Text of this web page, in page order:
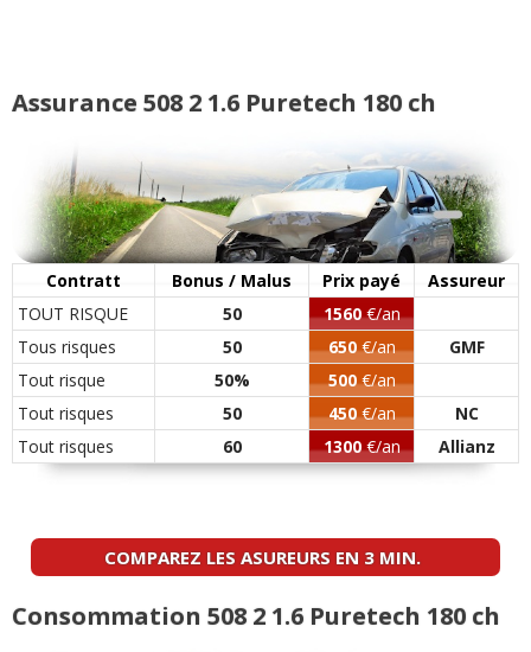
Assurance 508 2 1.6 Puretech 180 ch
Contratt Bonus / Malus Prix payé
Assureur
TOUT RISQUE
50 1560€/an
Tous risques
50 650€/an
GMF
Tout risque
50% 500€/an
Tout risques
50 450€/an
NC
Tout risques
60 1300€/an Allianz
COMPAREZ LES ASUREURS EN 3 MIN.
Consommation 508 2 1.6 Puretech 180 ch